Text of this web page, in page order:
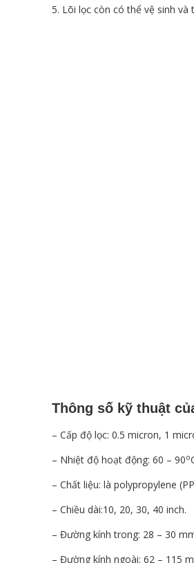
5. Lõi lọc còn có thể vệ sinh và
Thông số kỹ thuật
– Cấp độ lọc: 0.5 micron, 1
– Nhiệt độ hoạt động: 60 – 90o
– Chất liệu: là polypropylene
– Chiều dài:10, 20, 30, 40 inch.
– Đường kính trong: 28 – 30
– Đường kính ngoài: 62 – 115